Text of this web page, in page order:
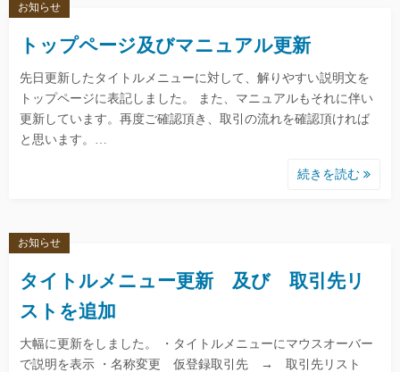
トップページ及びマニュアル更新
先日更新したタイトルメニューに対して、解りやすい説明文を
トップページに表記しました。 また、マニュアルもそれに伴い
更新しています。再度ご確認頂き、取引の流れを確認頂ければ
と思います。…
続きを読む
お知らせ
タイトルメニュー更新 及び 取引先リ
ストを追加
大幅に更新をしました。 ・タイトルメニューにマウスオーバー
で説明を表示 ・名称変更 仮登録取引先 → 取引先リスト
お知らせ